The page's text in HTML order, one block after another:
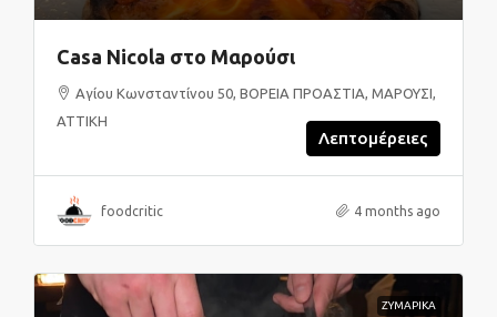
Casa Nicola στο Μαρούσι
Αγίου Κωνσταντίνου 50, ΒΟΡΕΙΑ ΠΡΟΑΣΤΙΑ, ΜΑΡΟΥΣΙ,
ΑΤΤΙΚΗ
Λεπτομέρειες
foodcritic 4 months ago
ΖΥΜΑΡΙΚΑ